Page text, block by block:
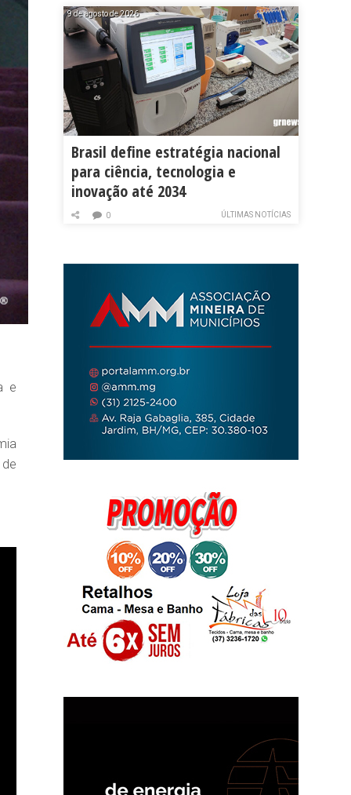
e
9 de agosto de 2026
Brasil define estratégia nacional
para ciência, tecnologia e
inovação até 2034
ÚLTIMAS NOTÍCIAS
0